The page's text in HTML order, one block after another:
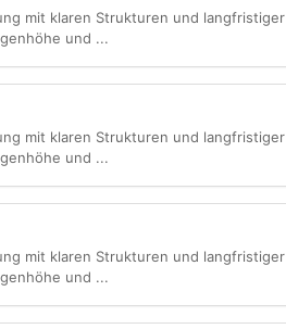
mit klaren Strukturen und langfristiger
und ...
mit klaren Strukturen und langfristiger
und ...
mit klaren Strukturen und langfristiger
und ...